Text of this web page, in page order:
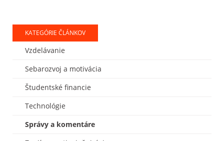
KATEGÓRIE ČLÁNKOV
Vzdelávanie
Sebarozvoj a motivácia
Študentské financie
Technológie
Správy a komentáre